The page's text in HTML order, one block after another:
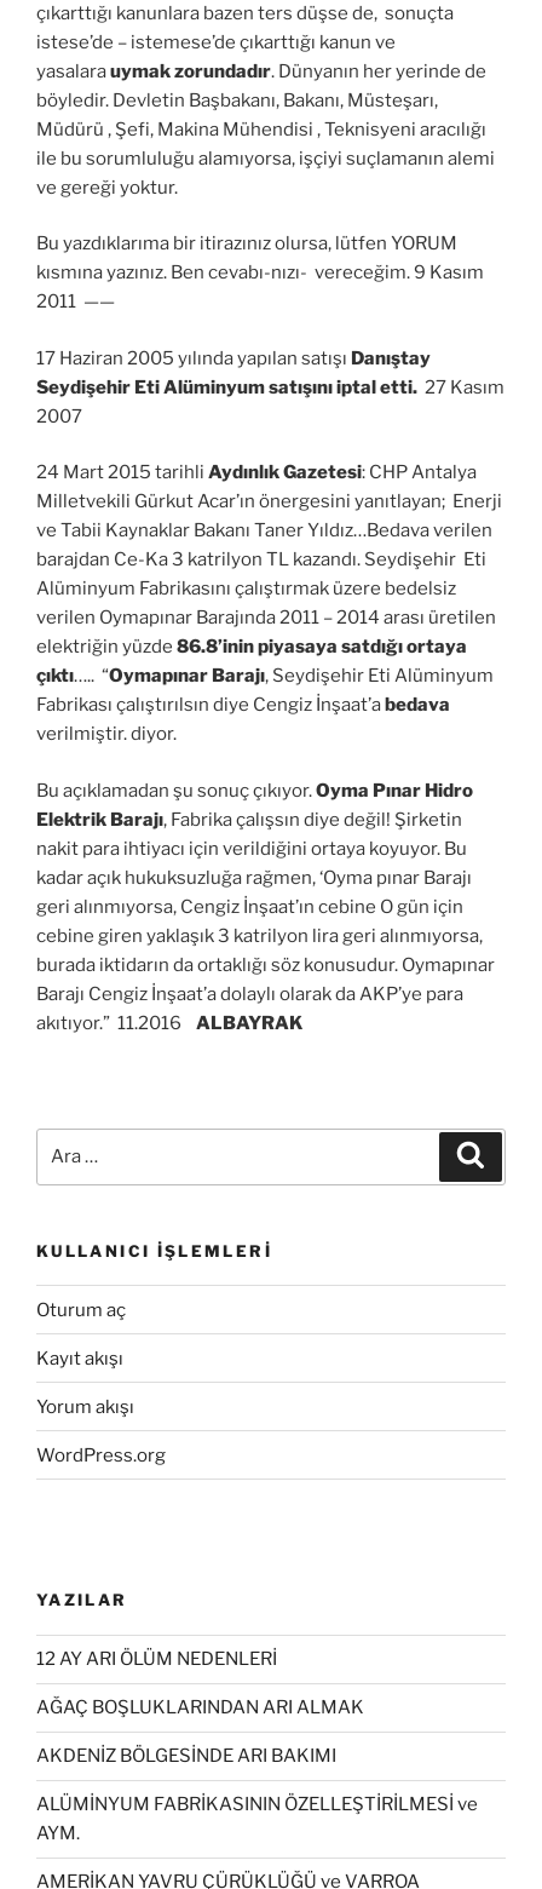
çıkarttığı kanunlara bazen ters düşse de, sonuçta
istese’de – istemese’de çıkarttığı kanun ve
yasalarauymak zorundadır. Dünyanın her yerinde de
böyledir. Devletin Başbakanı, Bakanı, Müsteşarı,
Müdürü , Şefi, Makina Mühendisi , Teknisyeni aracılığı
ile bu sorumluluğu alamıyorsa, işçiyi suçlamanın alemi
ve gereği yoktur.
Bu yazdıklarıma bir itirazınız olursa, lütfen YORUM
kısmına yazınız. Ben cevabı-nızı- vereceğim. 9 Kasım
2011 ——
17 Haziran 2005 yılında yapılan satışı Danıştay
Seydişehir Eti Alüminyum satışını iptal etti. 27 Kasım
2007
24 Mart 2015 tarihli Aydınlık Gazetesi: CHP Antalya
Milletvekili Gürkut Acar’ın önergesini yanıtlayan; Enerji
ve Tabii Kaynaklar Bakanı Taner Yıldız…Bedava verilen
barajdan Ce-Ka 3 katrilyon TL kazandı. Seydişehir Eti
Alüminyum Fabrikasını çalıştırmak üzere bedelsiz
verilen Oymapınar Barajında 2011 – 2014 arası üretilen
elektriğin yüzde 86.8’inin piyasaya satdığı ortaya
çıktı….. “Oymapınar Barajı, Seydişehir Eti Alüminyum
Fabrikası çalıştırılsın diye Cengiz İnşaat’abedava
verilmiştir. diyor.
Bu açıklamadan şu sonuç çıkıyor.Oyma Pınar Hidro
Elektrik Barajı, Fabrika çalışsın diye değil! Şirketin
nakit para ihtiyacı için verildiğini ortaya koyuyor. Bu
kadar açık hukuksuzluğa rağmen, ‘Oyma pınar Barajı
geri alınmıyorsa, Cengiz İnşaat’ın cebine O gün için
cebine giren yaklaşık 3 katrilyon lira geri alınmıyorsa,
burada iktidarın da ortaklığı söz konusudur. Oymapınar
Barajı Cengiz İnşaat’a dolaylı olarak da AKP’ye para
akıtıyor.” 11.2016 ALBAYRAK
KULLANICI İŞLEMLERI
Oturum aç
Kayıt akışı
Yorum akışı
WordPress.org
YAZILAR
12 AY ARI ÖLÜM NEDENLERİ
AĞAÇ BOŞLUKLARINDAN ARI ALMAK
AKDENİZ BÖLGESİNDE ARI BAKIMI
ALÜMİNYUM FABRİKASININ ÖZELLEŞTİRİLMESİ ve
AYM.
AMERİKAN YAVRU ÇÜRÜKLÜĞÜ ve VARROA